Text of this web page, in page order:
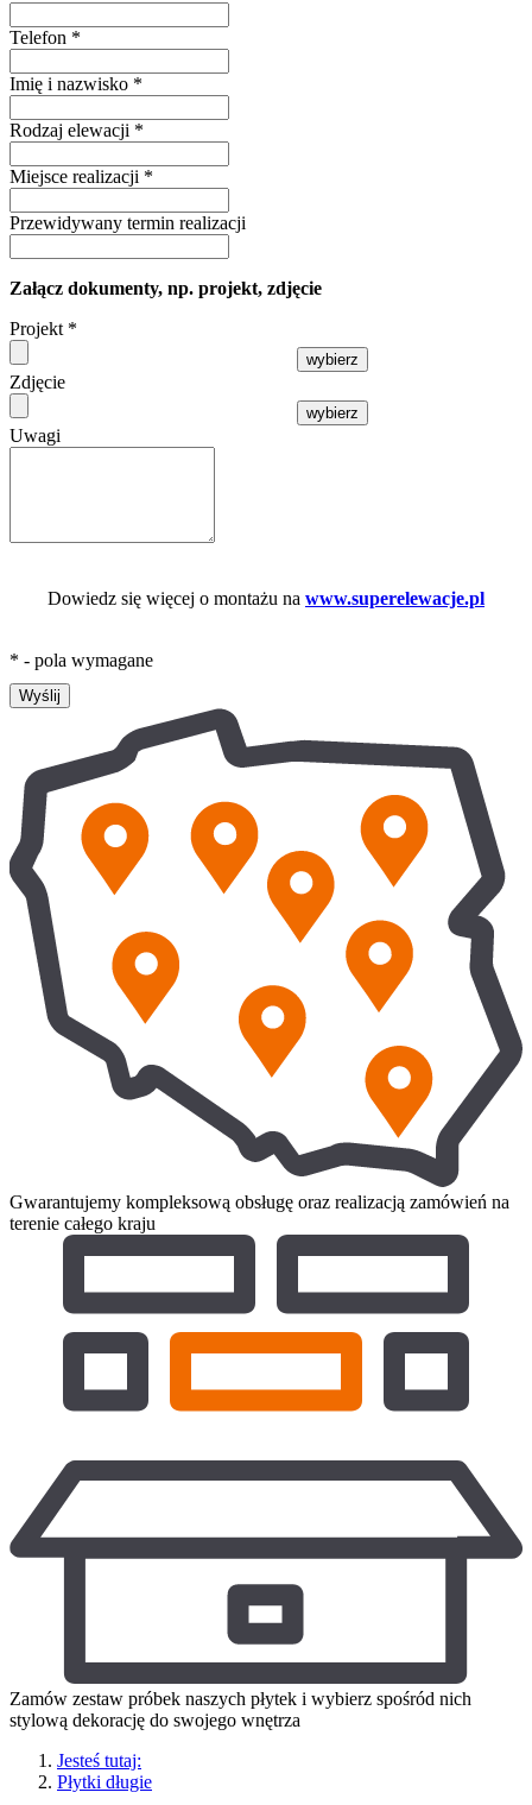
Telefon *
Imię i nazwisko *
Rodzaj elewacji *
Miejsce realizacji *
Przewidywany termin realizacji
Załącz dokumenty, np. projekt, zdjęcie
Projekt *
wybierz
Zdjęcie
wybierz
Uwagi
Dowiedz się więcej o montażu na www.superelewacje.pl
* - pola wymagane
Wyślij
Gwarantujemy kompleksową obsługę oraz realizacją zamówień na
terenie całego kraju
Zamów zestaw próbek naszych płytek i wybierz spośród nich
stylową dekorację do swojego wnętrza
Jesteś tutaj:
Płytki długie